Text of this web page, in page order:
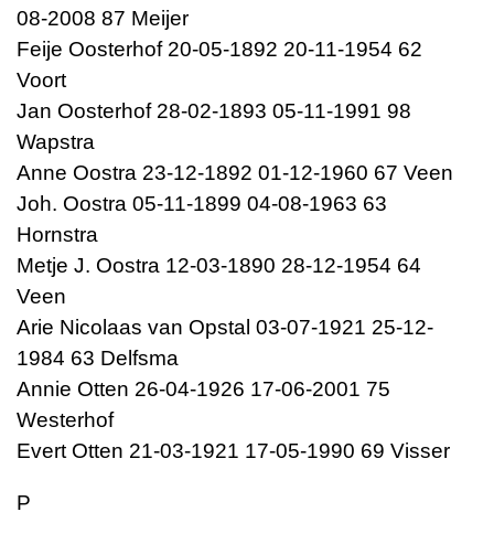
08-2008 87 Meijer
Feije Oosterhof 20-05-1892 20-11-1954 62
Voort
Jan Oosterhof 28-02-1893 05-11-1991 98
Wapstra
Anne Oostra 23-12-1892 01-12-1960 67 Veen
Joh. Oostra 05-11-1899 04-08-1963 63
Hornstra
Metje J. Oostra 12-03-1890 28-12-1954 64
Veen
Arie Nicolaas van Opstal 03-07-1921 25-12-
1984 63 Delfsma
Annie Otten 26-04-1926 17-06-2001 75
Westerhof
Evert Otten 21-03-1921 17-05-1990 69 Visser
P